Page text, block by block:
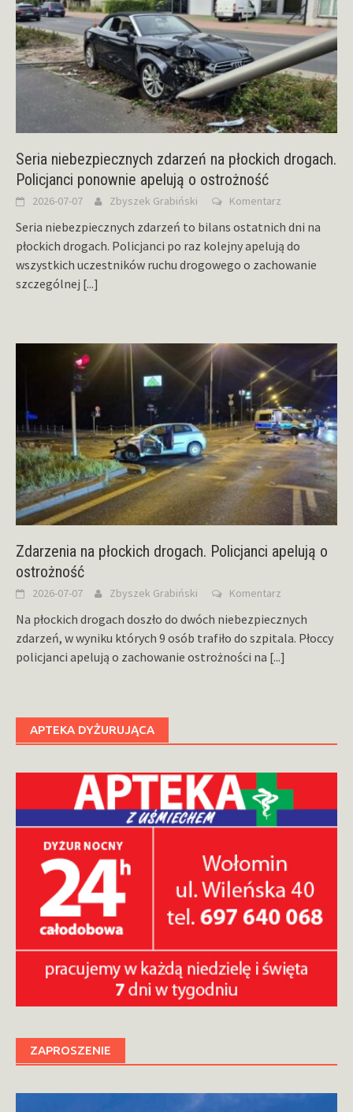
Seria niebezpiecznych zdarzeń na płockich drogach.
Policjanci ponownie apelują o ostrożność
2026-07-07 Zbyszek Grabiński Komentarz
Seria niebezpiecznych zdarzeń to bilans ostatnich dni na
płockich drogach. Policjanci po raz kolejny apelują do
wszystkich uczestników ruchu drogowego o zachowanie
szczególnej [...]
Zdarzenia na płockich drogach. Policjanci apelują o
ostrożność
2026-07-07 Zbyszek Grabiński Komentarz
Na płockich drogach doszło do dwóch niebezpiecznych
zdarzeń, w wyniku których 9 osób trafiło do szpitala. Płoccy
policjanci apelują o zachowanie ostrożności na [...]
APTEKA DYŻURUJĄCA
ZAPROSZENIE